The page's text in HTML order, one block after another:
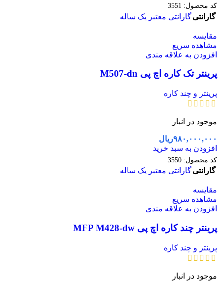
کد محصول: 3551
گارانتیگارانتی معتبر یک ساله
مقایسه
مشاهده سریع
افزودن به علاقه مندی
پرینتر تک کاره اچ پی M507-dn
پرینتر و چند کاره
موجود در انبار
۹۸۰,۰۰۰,۰۰۰ریال
افزودن به سبد خرید
کد محصول: 3550
گارانتیگارانتی معتبر یک ساله
مقایسه
مشاهده سریع
افزودن به علاقه مندی
پرینتر چند کاره اچ پی MFP M428-dw
پرینتر و چند کاره
موجود در انبار